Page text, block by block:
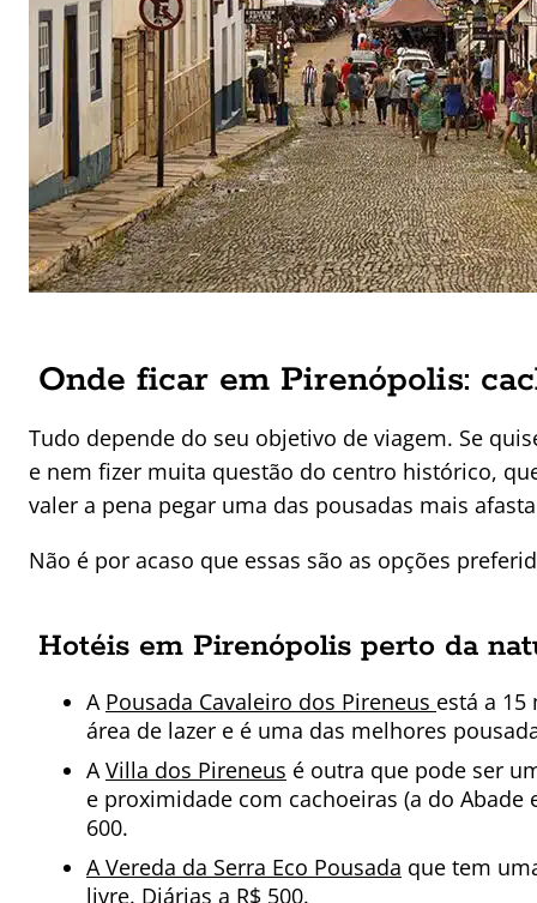
Onde ficar em Pirenópolis:
Tudo depende do seu objetivo de viagem. Se
e nem fizer muita questão do centro histórico,
valer a pena pegar uma das pousadas mais
Não é por acaso que essas são as opções
Hotéis em Pirenópolis perto da
A Pousada Cavaleiro dos Pireneus está a
área de lazer e é uma das melhores
AVilla dos Pireneus é outra que pode ser
e proximidade com cachoeiras (a do Abade
600.
A Vereda da Serra Eco Pousada que tem
livre. Diárias a R$ 500.